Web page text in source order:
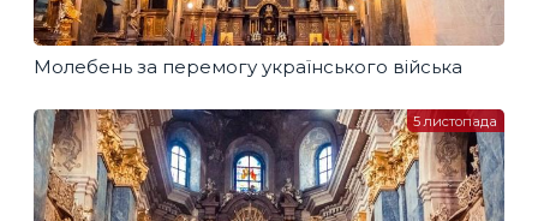
Молебень за перемогу українського війська
5 листопада